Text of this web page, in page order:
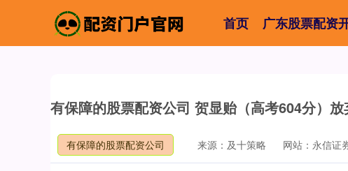
首页 广东股票配资
有保障的股票配资公司 贺显贻（高考604分）
有保障的股票配资公司 来源：及十策略 网站：永信证